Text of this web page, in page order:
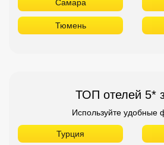
Самара
Тюмень
ТОП отелей 5*
Используйте удобные
Турция